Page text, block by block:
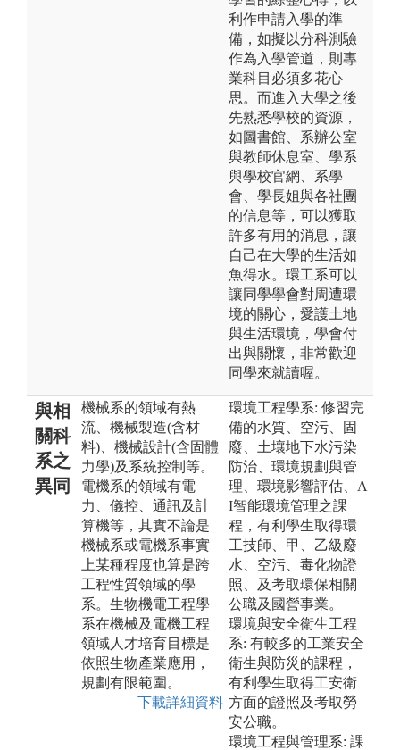
利作申請入學的準
備，如擬以分科測驗
作為入學管道，則專
業科目必須多花心
思。而進入大學之後
先熟悉學校的資源，
如圖書館、系辦公室
與教師休息室、學系
與學校官網、系學
會、學長姐與各社團
的信息等，可以獲取
許多有用的消息，讓
自己在大學的生活如
魚得水。環工系可以
讓同學學會對周遭環
境的關心，愛護土地
與生活環境，學會付
出與關懷，非常歡迎
同學來就讀喔。
與相
關科
系之
異同
機械系的領域有熱
流、機械製造(含材
料)、機械設計(含固體
力學)及系統控制等。
電機系的領域有電
力、儀控、通訊及計
算機等，其實不論是
機械系或電機系事實
上某種程度也算是跨
工程性質領域的學
系。生物機電工程學
系在機械及電機工程
領域人才培育目標是
依照生物產業應用，
規劃有限範圍。
下載詳細資料
環境工程學系: 修習完
備的水質、空污、固
廢、土壤地下水污染
防治、環境規劃與管
理、環境影響評估、A
I智能環境管理之課
程，有利學生取得環
工技師、甲、乙級廢
水、空污、毒化物證
照、及考取環保相關
公職及國營事業。
環境與安全衛生工程
系: 有較多的工業安全
衛生與防災的課程，
有利學生取得工安衛
方面的證照及考取勞
安公職。
環境工程與管理系: 課